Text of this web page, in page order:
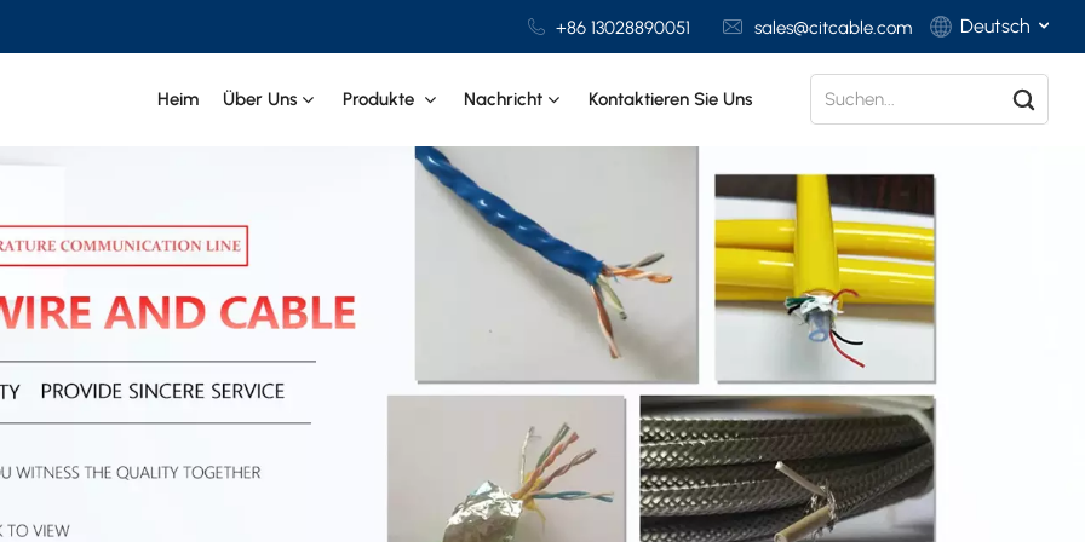
+86 13028890051 sales@citcable.com Deutsch
Deutsch
Italiano
Español
Heim Über Uns Produkte Nachricht Kontaktieren Sie Uns